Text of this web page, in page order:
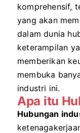
komprehensif,
yang akan
dalam dunia
keterampilan
memberikan
membuka
industri ini.
Apa itu
Hubungan